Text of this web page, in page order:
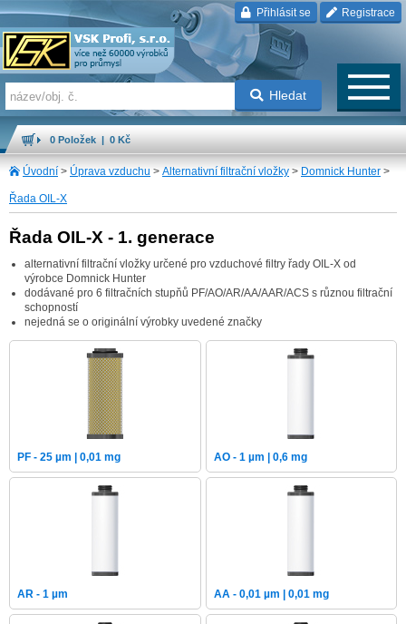
Přihlásit se Registrace
Hledat
0 Položek | 0 Kč
Úvodní > Úprava vzduchu > Alternativní filtrační vložky > Domnick Hunter >
Řada OIL-X
Řada OIL-X - 1. generace
alternativní filtrační vložky určené pro vzduchové filtry řady OIL-X od
výrobce Domnick Hunter
dodávané pro 6 filtračních stupňů PF/AO/AR/AA/AAR/ACS s různou filtrační
schopností
nejedná se o originální výrobky uvedené značky
PF - 25 µm | 0,01 mg AO - 1 µm | 0,6 mg
AR - 1 µm AA - 0,01 µm | 0,01 mg